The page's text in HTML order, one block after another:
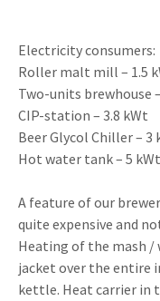
Electricity consumers:
Roller malt mill – 1.5
Two-units brewhouse
CIP-station – 3.8 kWt
Beer Glycol Chiller – 3
Hot water tank – 5 kWt
A feature of our
quite expensive and
Heating of the mash /
jacket over the entire
kettle. Heat carrier in